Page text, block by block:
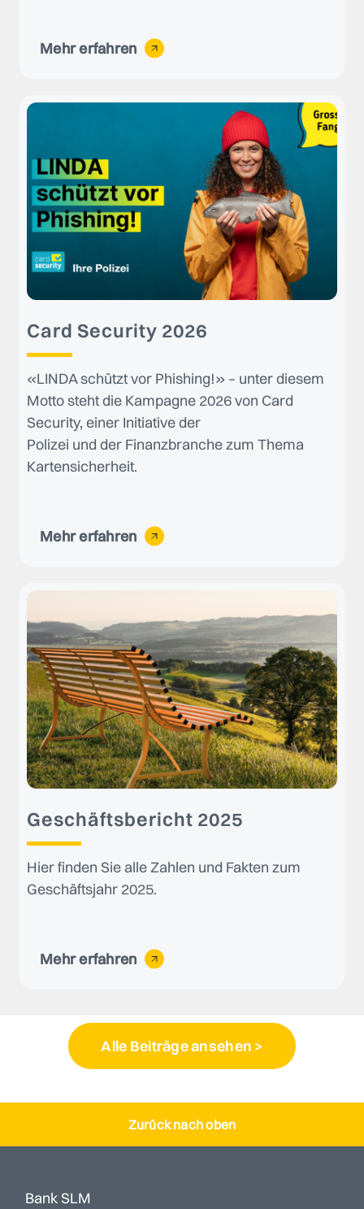
Mehr erfahren
Card Security 2026
«LINDA schützt vor Phishing!» – unter diesem
Motto steht die Kampagne 2026 von Card
Security, einer Initiative der
Polizei und der Finanzbranche zum Thema
Kartensicherheit.
Mehr erfahren
Geschäftsbericht 2025
Hier finden Sie alle Zahlen und Fakten zum
Geschäftsjahr 2025.
Mehr erfahren
Alle Beiträge ansehen >
Zurück nach oben
Bank SLM